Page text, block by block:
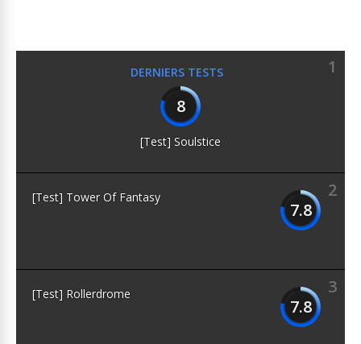
DERNIERS TESTS
1
8
[Test] Soulstice
2
7.8
[Test] Tower Of Fantasy
3
7.8
[Test] Rollerdrome